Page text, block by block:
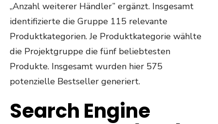
„Anzahl weiterer Händler” ergänzt. Insgesamt
identifizierte die Gruppe 115 relevante
Produktkategorien. Je Produktkategorie wählte
die Projektgruppe die fünf beliebtesten
Produkte. Insgesamt wurden hier 575
potenzielle Bestseller generiert.
Search Engine